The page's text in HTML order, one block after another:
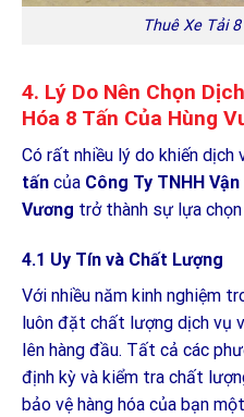
Thuê Xe Tải
4. Lý Do Nên Chọn
Hóa 8 Tấn Của Hùng
Có rất nhiều lý do khiến dịch
tấn của Công Ty TNHH
Vương trở thành sự lựa
4.1 Uy Tín và Chất Lượng
Với nhiều năm kinh nghiệm
luôn đặt chất lượng dịch vụ
lên hàng đầu. Tất cả các
định kỳ và kiểm tra chất
bảo vệ hàng hóa của bạn